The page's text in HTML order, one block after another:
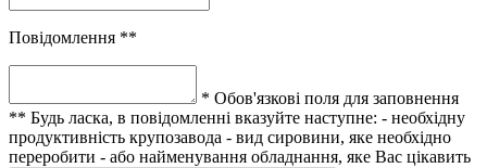
Повідомлення **
* Обов'язкові поля для заповнення
** Будь ласка, в повідомленні вказуйте наступне: - необхідну
продуктивність крупозавода - вид сировини, яке необхідно
переробити - або найменування обладнання, яке Вас цікавить